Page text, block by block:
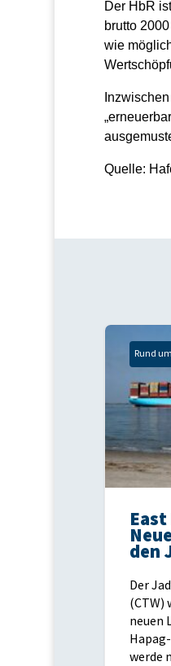
Der HbR
brutto
wie
Quelle:
Rund
den
Der
(CTW)
neuen
werde